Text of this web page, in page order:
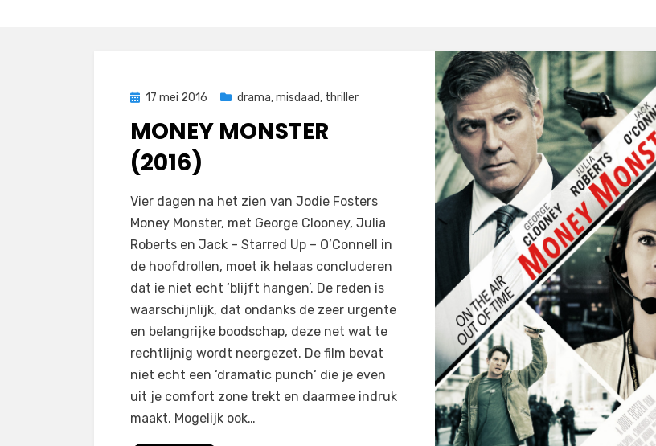
Geplaatst
17 mei 2016 drama,misdaad, thriller
MONEY MONSTER
(2016)
doorFilmofiel.nl
Laat een reactie achterop
Money
(2016)
Vier dagen na het zien van Jodie Fosters
Money Monster, met George Clooney, Julia
Roberts en Jack – Starred Up – O’Connell in
de hoofdrollen, moet ik helaas concluderen
dat ie niet echt ‘blijft hangen’. De reden is
waarschijnlijk, dat ondanks de zeer urgente
en belangrijke boodschap, deze net wat te
rechtlijnig wordt neergezet. De film bevat
niet echt een ‘dramatic punch‘ die je even
uit je comfort zone trekt en daarmee indruk
maakt. Mogelijk ook…